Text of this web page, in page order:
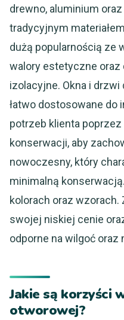
drewno, aluminium
tradycyjnym
dużą popularnością ze
walory estetyczne oraz
izolacyjne. Okna i
łatwo dostosowane do
potrzeb klienta
konserwacji, aby
nowoczesny, który
minimalną
kolorach oraz wzorach.
swojej niskiej cenie
odporne na wilgoć oraz
Jakie są korzyści
otworowej?